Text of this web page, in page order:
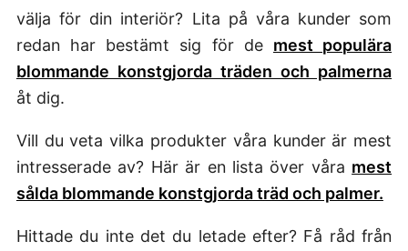
välja för din interiör? Lita på våra kunder som
redan har bestämt sig för de mest populära
blommande konstgjorda träden och palmerna
åt dig.
Vill du veta vilka produkter våra kunder är mest
intresserade av? Här är en lista över våra mest
sålda blommande konstgjorda träd och palmer.
Hittade du inte det du letade efter? Få råd från